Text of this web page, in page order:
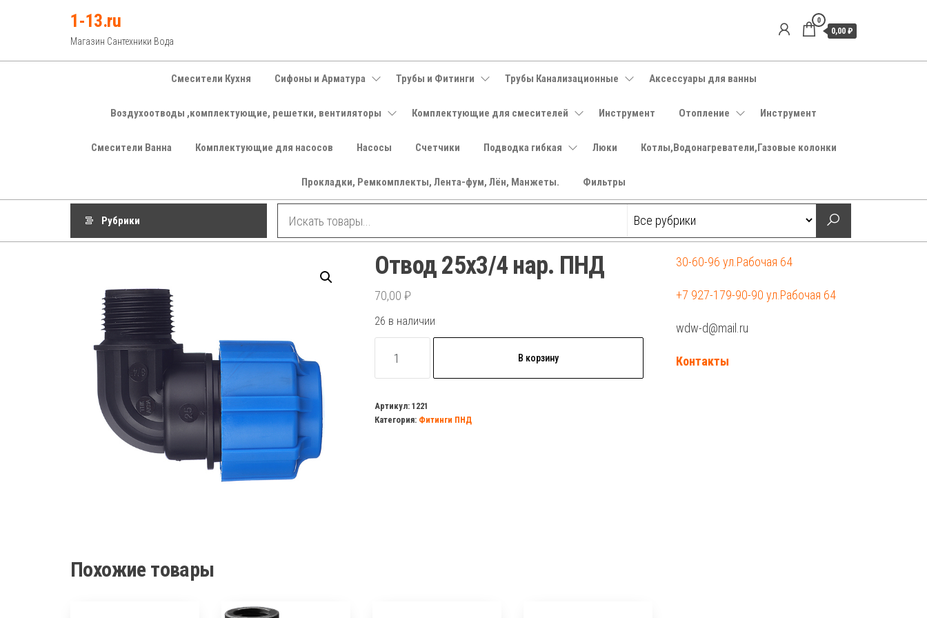
1-13.ru
Магазин Сантехники Вода
0
0,00 ₽
Смесители Кухня Сифоны и Арматура Трубы и Фитинги Трубы Канализационные Аксессуары для ванны
Воздухоотводы ,комплектующие, решетки, вентиляторы Комплектующие для смесителей Инструмент Отопление Инструмент
Смесители Ванна Комплектующие для насосов Насосы Счетчики Подводка гибкая Люки Котлы,Водонагреватели,Газовые колонки
Прокладки, Ремкомплекты, Лента-фум, Лён, Манжеты. Фильтры
Рубрики
Отвод 25х3/4 нар. ПНД
70,00 ₽
26 в наличии
товара
25х3/4
нар.
В корзину
Артикул: 1221
Категория: Фитинги ПНД
Похожие товары
30-60-96 ул.Рабочая 64
+7 927-179-90-90 ул.Рабочая 64
wdw-d@mail.ru
Контакты